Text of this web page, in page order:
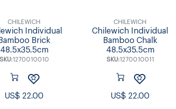
CHILEWICH
Individual
Bamboo Brick
48.5x35.5cm
SKU:1270010010
US$ 22.00
CHILEWICH
Chilewich Individual
Bamboo Chalk
48.5x35.5cm
SKU:1270010011
US$ 22.00